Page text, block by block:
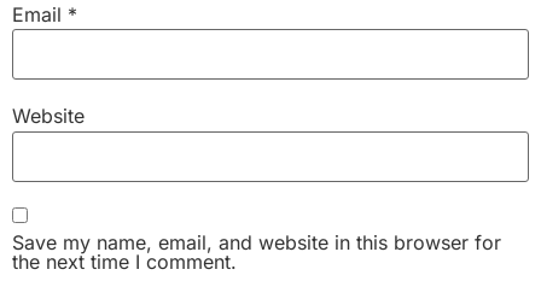
Email *
Website
Save my name, email, and website in this browser for
the next time I comment.